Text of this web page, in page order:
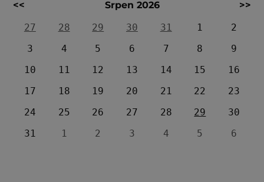
<< Srpen 2026
>>
27
28 29 30 31 1
2
3
4 5 6 7 8
9
10
11 12 13 14 15
16
17
18 19 20 21 22
23
24
25 26 27 28 29
30
31
1 2 3 4 5 6